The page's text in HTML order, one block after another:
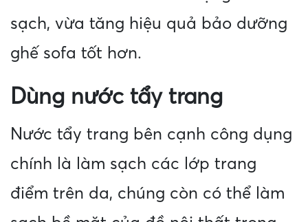
sạch, vừa tăng hiệu quả bảo dưỡng
ghế sofa tốt hơn.
Dùng nước tẩy trang
Nước tẩy trang bên cạnh công dụng
chính là làm sạch các lớp trang
điểm trên da, chúng còn có thể làm